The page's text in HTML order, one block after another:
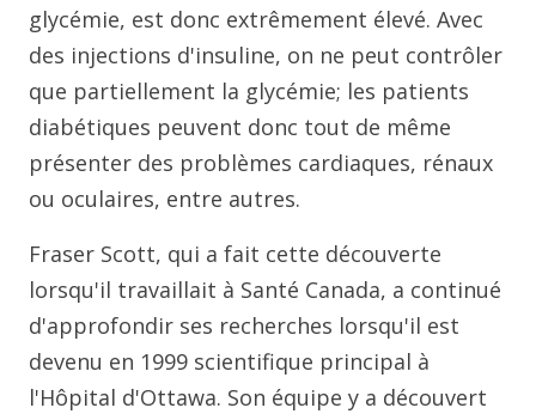
glycémie, est donc extrêmement élevé. Avec
des injections d'insuline, on ne peut contrôler
que partiellement la glycémie; les patients
diabétiques peuvent donc tout de même
présenter des problèmes cardiaques, rénaux
ou oculaires, entre autres.
Fraser Scott, qui a fait cette découverte
lorsqu'il travaillait à Santé Canada, a continué
d'approfondir ses recherches lorsqu'il est
devenu en 1999 scientifique principal à
l'Hôpital d'Ottawa. Son équipe y a découvert